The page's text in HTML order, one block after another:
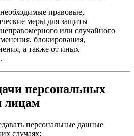
правовые,
меры для защиты
или случайного
блокирования,
а также от иных
персональных
лицам
персональные данные
случаях: